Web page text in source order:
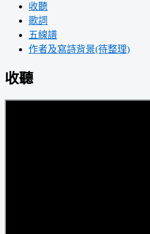
收聽
歌詞
五線譜
作者及寫詩背景(待整理)
收聽